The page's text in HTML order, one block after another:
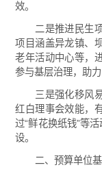
效。
二是推进民生
项目涵盖异龙镇、
老年活动中心等，
参与基层治理，助
三是强化移风
红白理事会效能，
过“鲜花换纸钱”等
设。
二、预算单位